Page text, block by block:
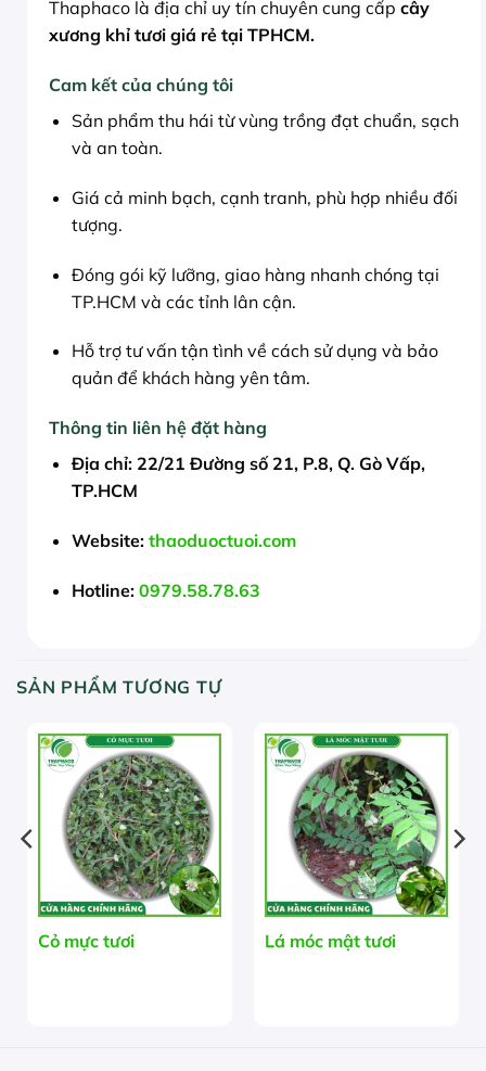
Thaphaco là địa chỉ uy tín chuyên cung cấp cây
xương khỉ tươi giá rẻ tại TPHCM.
Cam kết của chúng tôi
Sản phẩm thu hái từ vùng trồng đạt chuẩn, sạch
và an toàn.
Giá cả minh bạch, cạnh tranh, phù hợp nhiều đối
tượng.
Đóng gói kỹ lưỡng, giao hàng nhanh chóng tại
TP.HCM và các tỉnh lân cận.
Hỗ trợ tư vấn tận tình về cách sử dụng và bảo
quản để khách hàng yên tâm.
Thông tin liên hệ đặt hàng
Địa chỉ: 22/21 Đường số 21, P.8, Q. Gò Vấp,
TP.HCM
Website: thaoduoctuoi.com
Hotline: 0979.58.78.63
SẢN PHẨM TƯƠNG TỰ
Cỏ mực tươi Lá móc mật tươi